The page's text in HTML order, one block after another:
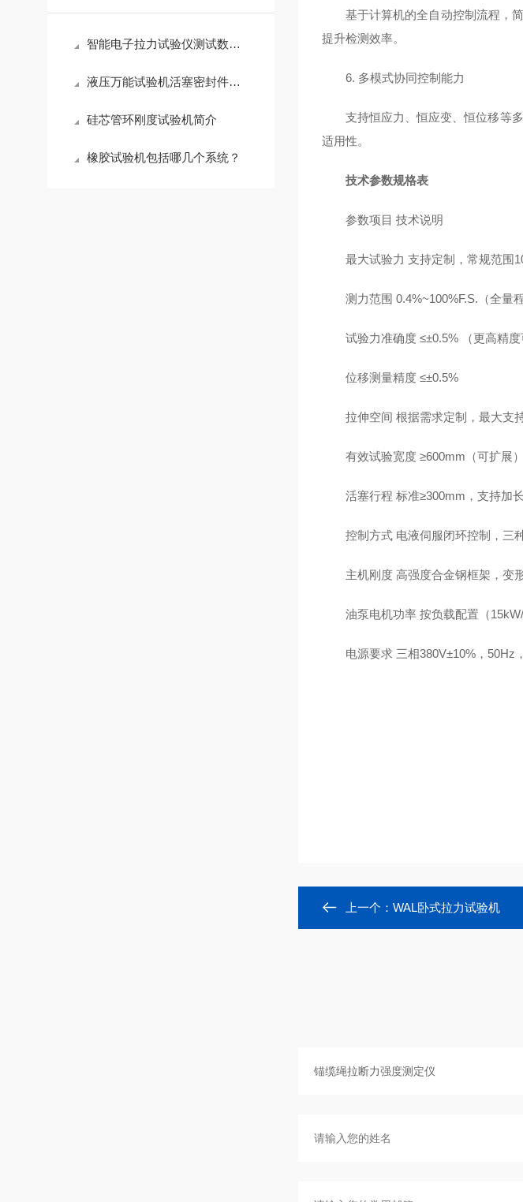
智能电子拉力试验仪测试数据出现误差原因分析
液压万能试验机活塞密封件失效机理及预防性维护方案
硅芯管环刚度试验机简介
橡胶试验机包括哪几个系统？
基于计算机的全自动控制流程，
提升检测效率。
6. 多模式协同控制能力
支持恒应力、恒应变、恒位移等
适用性。
技术参数规格表
参数项目 技术说明
最大试验力 支持定制，常规范围
测力范围 0.4%~100%F.S.（全量
试验力准确度 ≤±0.5% （更高精度
位移测量精度 ≤±0.5%
拉伸空间 根据需求定制，最大支
有效试验宽度 ≥600mm（可扩展）
活塞行程 标准≥300mm，支持加
控制方式 电液伺服闭环控制，三
主机刚度 高强度合金钢框架，变
油泵电机功率 按负载配置（15kW/
电源要求 三相380V±10%，50Hz
上一个： WAL卧式拉力试验机